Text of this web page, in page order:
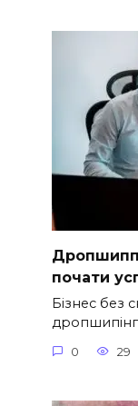
почати
Бізнес без
дропшипінг
0 29